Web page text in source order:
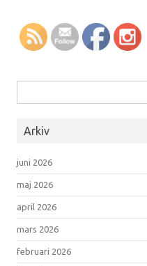
Arkiv
juni 2026
maj 2026
april 2026
mars 2026
februari 2026